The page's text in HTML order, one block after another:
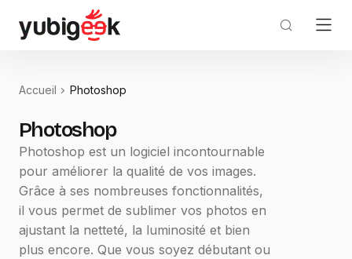
Accueil Photoshop
Photoshop
Photoshop est un logiciel incontournable
pour améliorer la qualité de vos images.
Grâce à ses nombreuses fonctionnalités,
il vous permet de sublimer vos photos en
ajustant la netteté, la luminosité et bien
plus encore. Que vous soyez débutant ou